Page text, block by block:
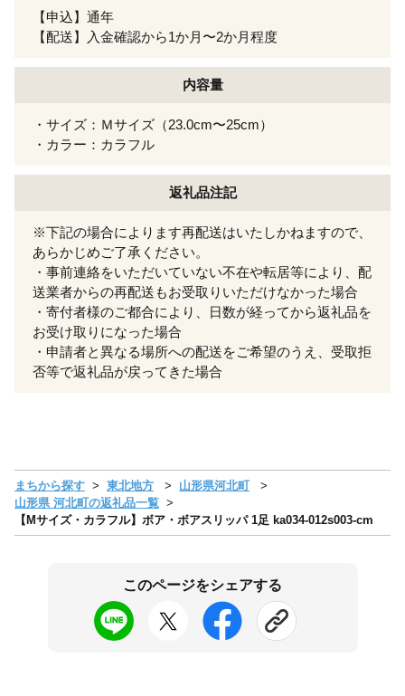
【申込】通年
【配送】入金確認から1か月〜2か月程度
内容量
・サイズ：Ｍサイズ（23.0cm〜25cm）
・カラー：カラフル
返礼品注記
※下記の場合によります再配送はいたしかねますので、
あらかじめご了承ください。
・事前連絡をいただいていない不在や転居等により、配
送業者からの再配送もお受取りいただけなかった場合
・寄付者様のご都合により、日数が経ってから返礼品を
お受け取りになった場合
・申請者と異なる場所への配送をご希望のうえ、受取拒
否等で返礼品が戻ってきた場合
まちから探す 東北地方
山形県河北町
山形県 河北町の返礼品一覧
【Mサイズ・カラフル】ボア・ボアスリッパ 1足 ka034-012s003-cm
このページをシェアする